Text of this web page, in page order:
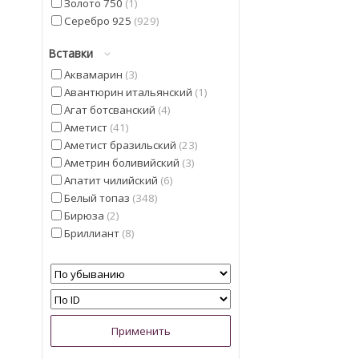
Золото 750 1
Серебро 925 929
Вставки
Аквамарин 3
Авантюрин итальянский 1
Агат ботсванский 4
Аметист 41
Аметист бразильский 23
Аметрин боливийский 3
Апатит чилийский 6
Белый топаз 348
Бирюза 2
Бриллиант 8
Гранат мозамбицкий 12
Диаспор 30
Диопсид Альберта
4